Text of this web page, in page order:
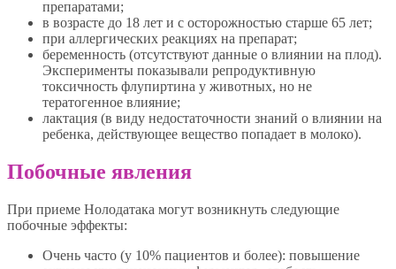
препаратами;
в возрасте до 18 лет и с осторожностью старше 65 лет;
при аллергических реакциях на препарат;
беременность (отсутствуют данные о влиянии на плод).
Эксперименты показывали репродуктивную
токсичность флупиртина у животных, но не
тератогенное влияние;
лактация (в виду недостаточности знаний о влиянии на
ребенка, действующее вещество попадает в молоко).
Побочные явления
При приеме Нолодатака могут возникнуть следующие
побочные эффекты:
Очень часто (у 10% пациентов и более): повышение